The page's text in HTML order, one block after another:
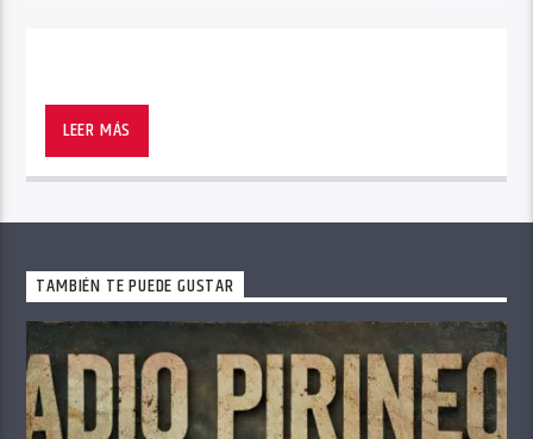
LEER MÁS
TAMBIÉN TE PUEDE GUSTAR